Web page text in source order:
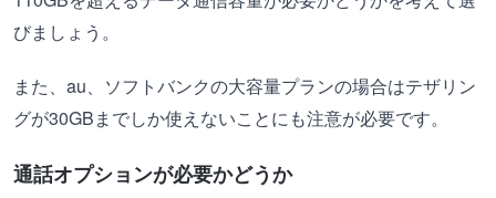
びましょう。
また、au、ソフトバンクの大容量プランの場合はテザリン
グが30GBまでしか使えないことにも注意が必要です。
通話オプションが必要かどうか